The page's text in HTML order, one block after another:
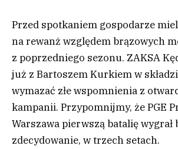
Przed spotkaniem gospodarze
na rewanż względem brązowych
z poprzedniego sezonu. ZAKSA
już z Bartoszem Kurkiem w
wymazać złe wspomnienia z
kampanii. Przypomnijmy, że PGE
Warszawa pierwszą batalię wygrał
zdecydowanie, w trzech setach.